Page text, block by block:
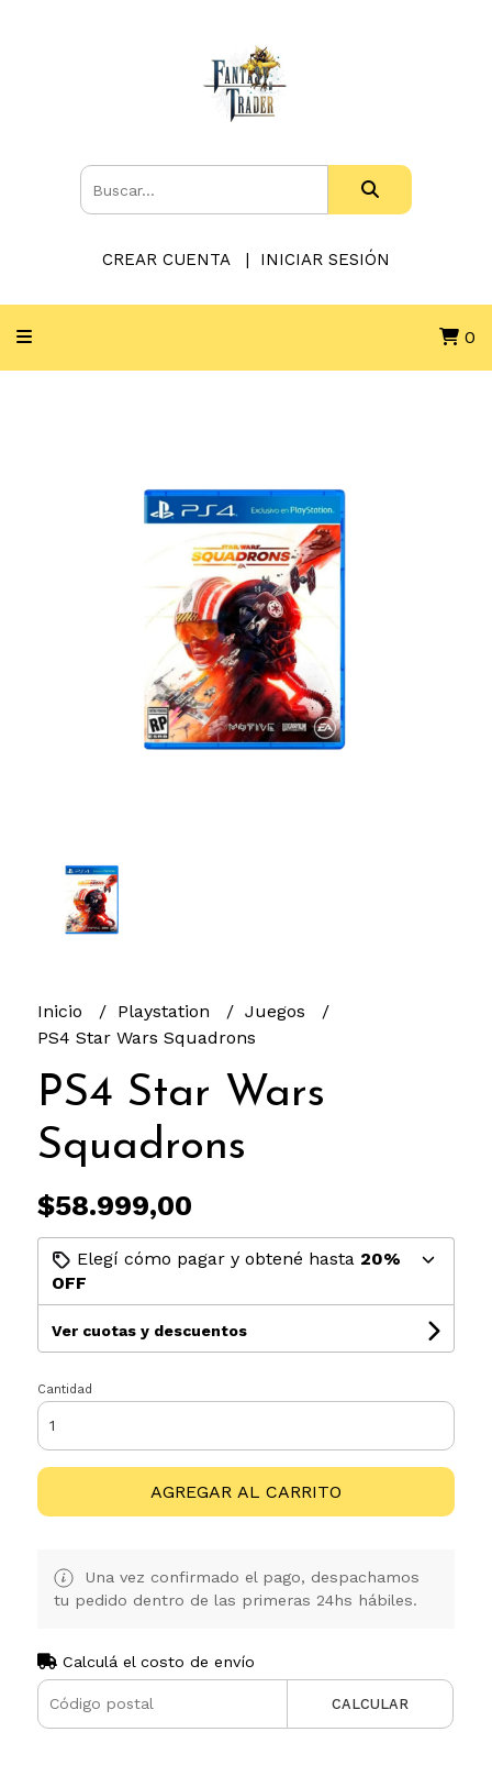
CREAR CUENTA INICIAR SESIÓN
0
Inicio Playstation
Juegos
PS4 Star Wars Squadrons
PS4 Star Wars
Squadrons
$58.999,00
Elegí cómo pagar y obtené hasta 20%
OFF
Ver cuotas y descuentos
Cantidad
AGREGAR AL CARRITO
Una vez confirmado el pago, despachamos
tu pedido dentro de las primeras 24hs hábiles.
Calculá el costo de envío
CALCULAR